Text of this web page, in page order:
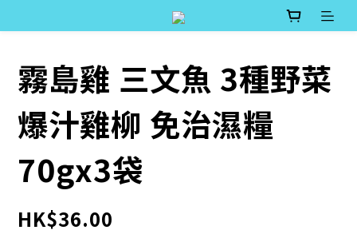
霧島雞 三文魚 3種野菜
爆汁雞柳 免治濕糧
70gx3袋
HK$36.00